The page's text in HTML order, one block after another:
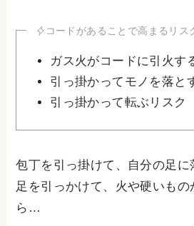
コードがあることで高まるリス
ガス火がコードに引火す
引っ掛かってモノを落と
引っ掛かって転ぶリスク
包丁を引っ掛けて、自分の足
足を引っかけて、火や硬いもの
ら…